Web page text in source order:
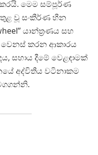
මෙම සම්පූර්ණ
තුළ වූ සංකීර්ණ හීන
යාන්ත්‍රණය සහ
වෙනස් කරන ආකාරය
සහාය දීමේ වෙළඳාමක්
අද්විතීය වටිනාකම